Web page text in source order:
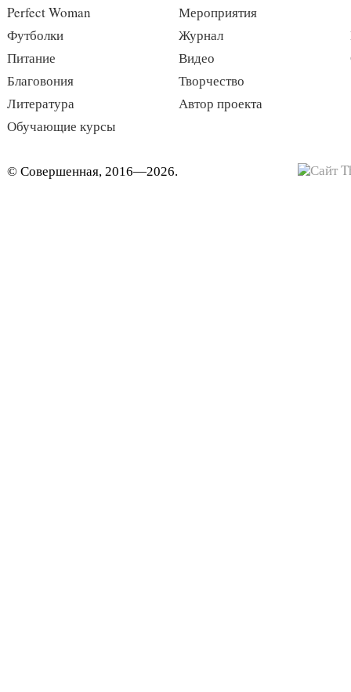
Perfect Woman
Футболки
Питание
Благовония
Литература
Обучающие курсы
Мероприятия
Журнал
Видео
Творчество
Автор проекта
© Совершенная, 2016—2026.